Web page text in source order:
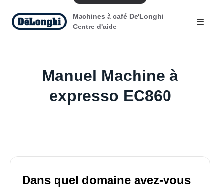
Machines à café De'Longhi
Centre d'aide
Manuel Machine à
expresso EC860
Dans quel domaine avez-vous